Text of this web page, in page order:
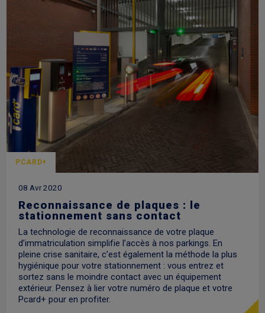
PCARD+
08 Avr 2020
Reconnaissance de plaques : le
stationnement sans contact
La technologie de reconnaissance de votre plaque
d’immatriculation simplifie l’accès à nos parkings. En
pleine crise sanitaire, c’est également la méthode la plus
hygiénique pour votre stationnement : vous entrez et
sortez sans le moindre contact avec un équipement
extérieur. Pensez à lier votre numéro de plaque et votre
Pcard+ pour en profiter.